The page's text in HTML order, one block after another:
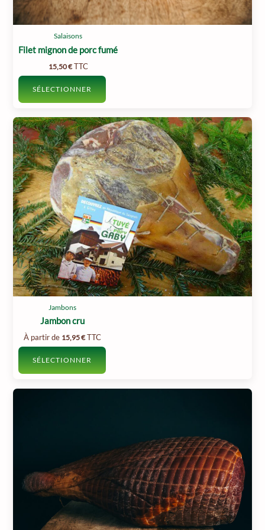
Salaisons
Filet mignon de porc fumé
15,50€ TTC
SÉLECTIONNER
produit
a
plusieurs
variations.
Les
options
peuvent
être
choisies
sur
la
page
du
produit
Jambons
Jambon cru
À partir de 15,95€ TTC
SÉLECTIONNER
produit
peuvent
être
choisies
sur
la
page
du